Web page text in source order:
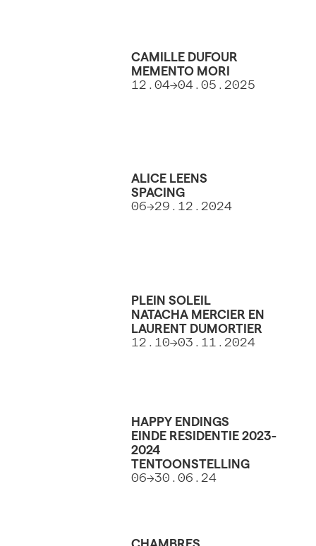
CAMILLE DUFOUR
MEMENTO MORI
12.04->04.05.2025
ALICE LEENS
SPACING
06->29.12.2024
PLEIN SOLEIL
NATACHA MERCIER EN
LAURENT DUMORTIER
12.10->03.11.2024
HAPPY ENDINGS
EINDE RESIDENTIE 2023-
2024
TENTOONSTELLING
06->30.06.24